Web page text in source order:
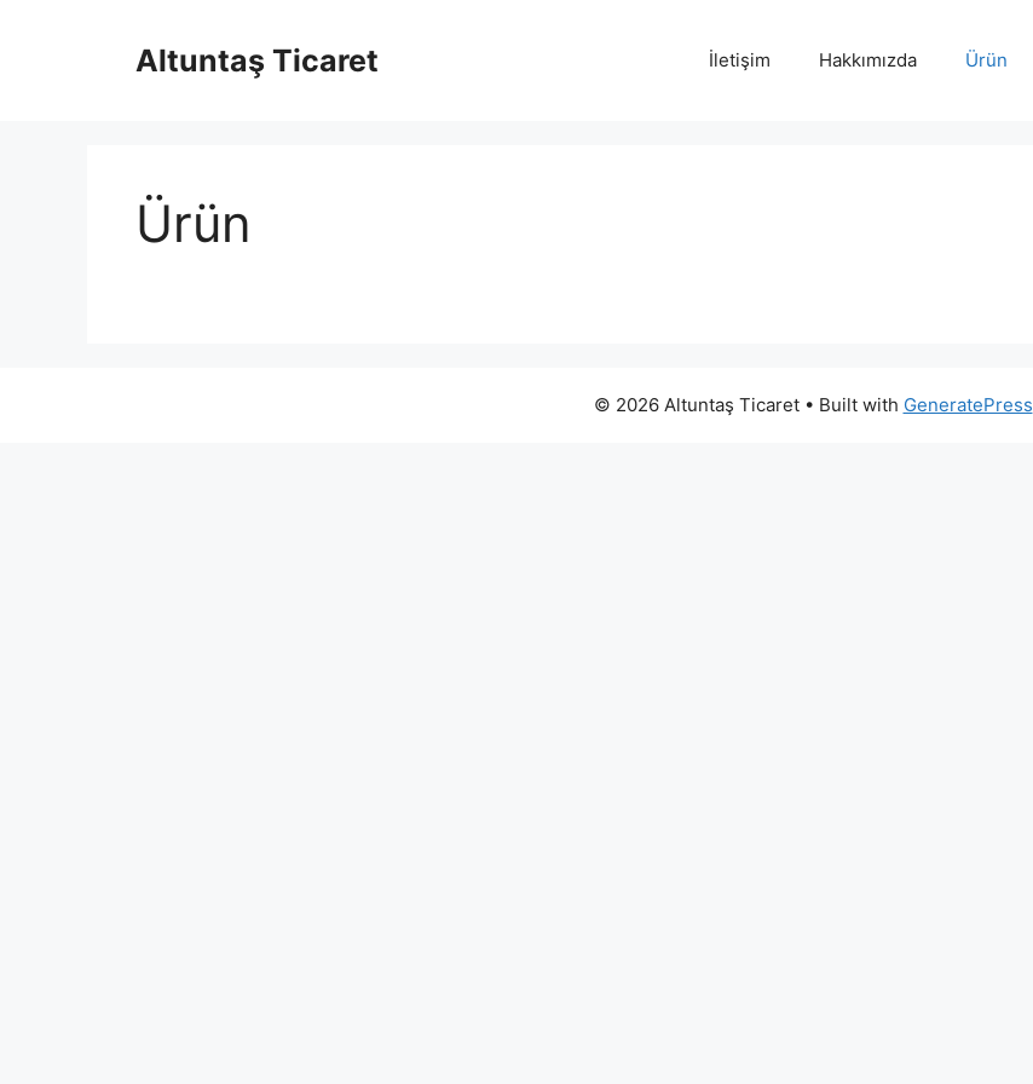
Altuntaş Ticaret İletişim Hakkımızda Ürün
Ürün
© 2026 Altuntaş Ticaret• Built with GeneratePress